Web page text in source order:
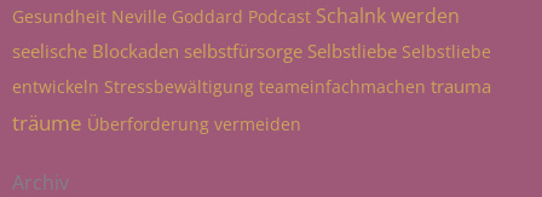
Gesundheit Neville Goddard Podcast Schalnk werden
seelische Blockaden selbstfürsorge Selbstliebe Selbstliebe
entwickeln Stressbewältigung teameinfachmachen trauma
träume Überforderung vermeiden
Archiv